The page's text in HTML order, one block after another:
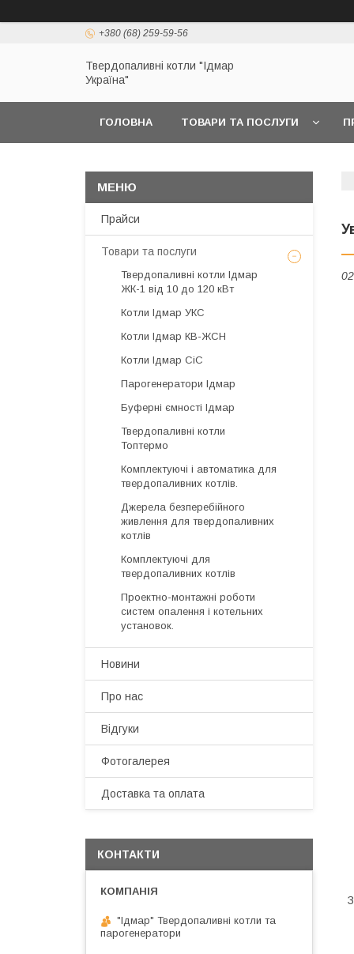
+380 (68) 259-59-56
Твердопаливні котли "Ідмар
Україна"
ГОЛОВНА ТОВАРИ ТА ПОСЛУГИ
Прайси
Товари та послуги
Твердопаливні котли Ідмар
ЖК-1 від 10 до 120 кВт
Котли Ідмар УКС
Котли Ідмар КВ-ЖСН
Котли Ідмар СіС
Парогенератори Ідмар
Буферні ємності Ідмар
Твердопаливні котли
Топтермо
Комплектуючі і автоматика для
твердопаливних котлів.
Джерела безперебійного
живлення для твердопаливних
котлів
Комплектуючі для
твердопаливних котлів
Проектно-монтажні роботи
систем опалення і котельних
установок.
Новини
Про нас
Відгуки
Фотогалерея
Доставка та оплата
КОНТАКТИ
"Ідмар" Твердопаливні котли та
парогенератори